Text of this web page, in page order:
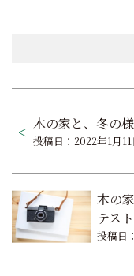
稿
ナ
ビ
ゲ
ー
木の家と、冬の
投稿日：2022年1月11
木の
テス
投稿日